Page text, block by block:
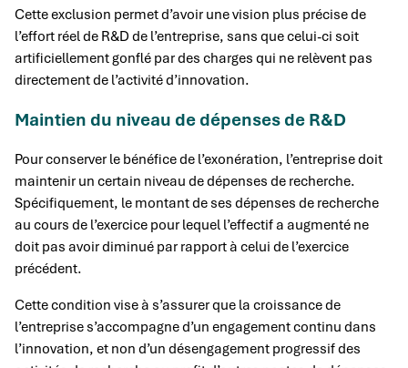
Cette exclusion permet d’avoir une vision plus précise de
l’effort réel de R&D de l’entreprise, sans que celui-ci soit
artificiellement gonflé par des charges qui ne relèvent pas
directement de l’activité d’innovation.
Maintien du niveau de dépenses de R&D
Pour conserver le bénéfice de l’exonération, l’entreprise doit
maintenir un certain niveau de dépenses de recherche.
Spécifiquement, le montant de ses dépenses de recherche
au cours de l’exercice pour lequel l’effectif a augmenté ne
doit pas avoir diminué par rapport à celui de l’exercice
précédent.
Cette condition vise à s’assurer que la croissance de
l’entreprise s’accompagne d’un engagement continu dans
l’innovation, et non d’un désengagement progressif des